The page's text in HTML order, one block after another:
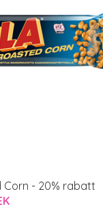
Corn - 20% rabatt